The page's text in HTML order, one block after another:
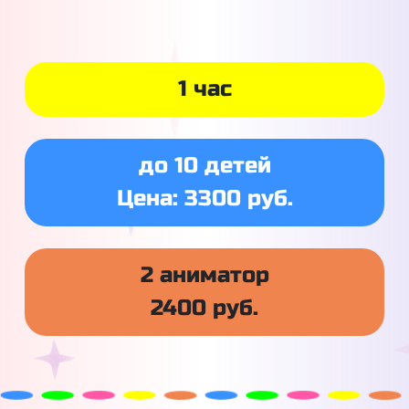
1 час
до 10 детей
Цена: 3300 руб.
2 аниматор
2400 руб.